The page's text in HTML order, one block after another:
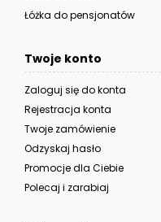
Łóżka do pensjonatów
Twoje konto
Zaloguj się do konta
Rejestracja konta
Twoje zamówienie
Odzyskaj hasło
Promocje dla Ciebie
Polecaj i zarabiaj